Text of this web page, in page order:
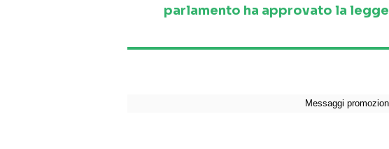
parlamento ha approvato la legge